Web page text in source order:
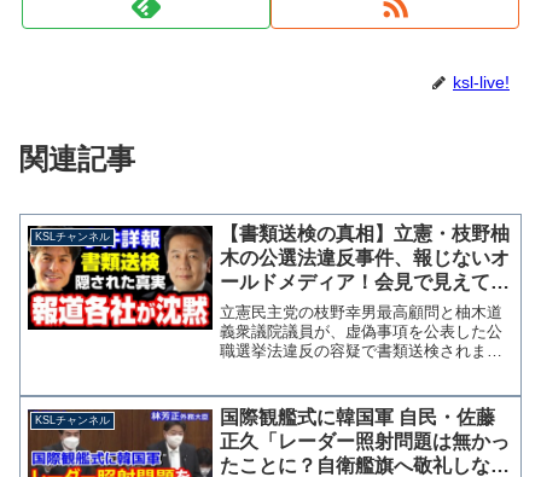
ksl-live!
関連記事
KSLチャンネル
【書類送検の真相】立憲・枝野柚
木の公選法違反事件、報じないオ
ールドメディア！会見で見えてき
た報道の闇とネットデマ【KSLチ
ャンネル】
立憲民主党の枝野幸男最高顧問と柚木道
義衆議院議員が、虚偽事項を公表した公
職選挙法違反の容疑で書類送検されまし
日に岡山市内で開いた記者会見に参加し
てきました。ネット上の...
KSLチャンネル
国際観艦式に韓国軍 自民・佐藤
正久「レーダー照射問題は無かっ
たことに？自衛艦旗へ敬礼しない